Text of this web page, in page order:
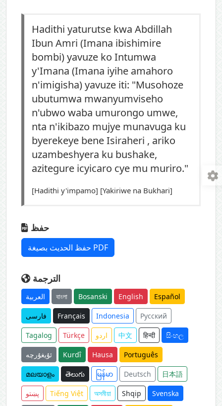
Hadithi yaturutse kwa Abdillah
Ibun Amri (Imana ibishimire
bombi) yavuze ko Intumwa
y'Imana (Imana iyihe amahoro
n'imigisha) yavuze iti: "Musohoze
ubutumwa mwanyumviseho
n'ubwo waba umurongo umwe,
nta n'ikibazo mujye munavuga ku
byerekeye bene Isiraheri , ariko
uzambeshyera ku bushake,
azitegure icyicaro cye mu muriro."
[Hadithi y'impamo] [Yakiriwe na Bukhari]
حفظ
حفظ الحديث بصيغة PDF
الترجمة
العربية বাংলা Bosanski English Español
فارسی Français Indonesia Русский
Tagalog Türkçe اردو 中文 हिन्दी සිංහල
ئۇيغۇرچە Kurdî Hausa Português
മലയാളം తెలుగు မြန်မာ Deutsch 日本語
پښتو Tiếng Việt অসমীয়া Shqip Svenska